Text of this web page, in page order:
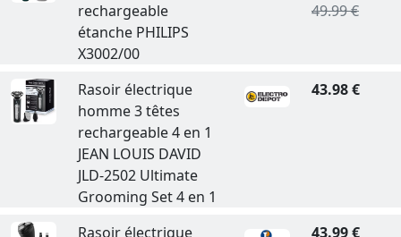
rechargeable
étanche PHILIPS
X3002/00
49.99 €
Rasoir électrique
homme 3 têtes
rechargeable 4 en 1
JEAN LOUIS DAVID
JLD-2502 Ultimate
Grooming Set 4 en 1
43.98 €
Rasoir électrique
43.99 €